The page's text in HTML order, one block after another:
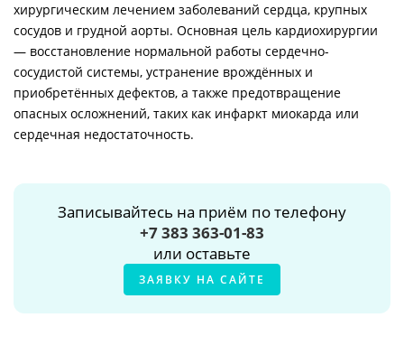
хирургическим лечением заболеваний сердца, крупных
сосудов и грудной аорты. Основная цель кардиохирургии
— восстановление нормальной работы сердечно-
сосудистой системы, устранение врождённых и
приобретённых дефектов, а также предотвращение
опасных осложнений, таких как инфаркт миокарда или
сердечная недостаточность.
Записывайтесь на приём по телефону
+7 383 363-01-83
или оставьте
ЗАЯВКУ НА САЙТЕ